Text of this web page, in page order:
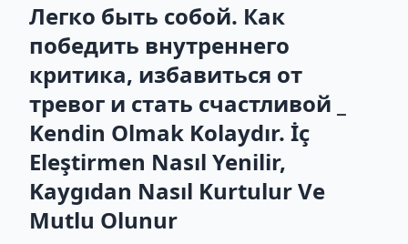
от...
Легко быть собой. Как
победить внутреннего
критика, избавиться от
тревог и стать счастливой _
Kendin Olmak Kolaydır. İç
Eleştirmen Nasıl Yenilir,
Kaygıdan Nasıl Kurtulur Ve
Mutlu Olunur